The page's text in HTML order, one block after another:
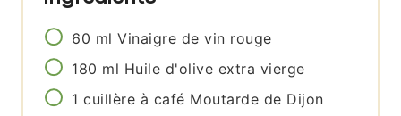
60 ml Vinaigre de vin rouge
180 ml Huile d'olive extra vierge
1 cuillère à café Moutarde de Dijon